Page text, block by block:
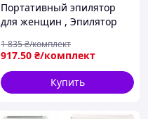
Портативный эпилятор
для женщин , Эпилятор
аккумулятора ,
Электроэпилятор , EWD
917.50 ₴/комплект
1 835₴/комплект
Купить